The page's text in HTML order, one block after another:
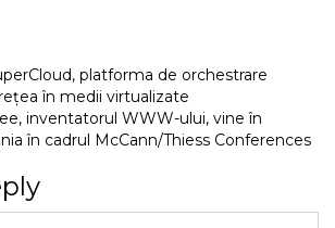
platforma de orchestrare
în medii virtualizate
inventatorul WWW-ului, vine în
în cadrul McCann/Thiess Conferences